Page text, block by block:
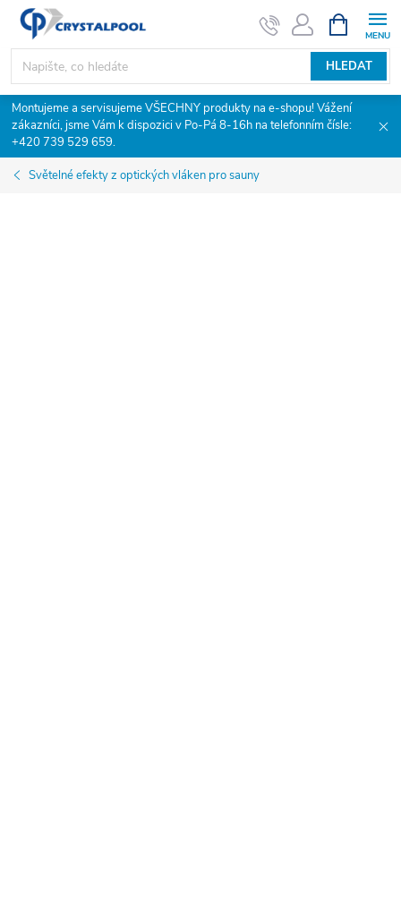
Přejít
obsah
HLEDAT
NÁKUPNÍ
KOŠÍK
Montujeme a servisujeme VŠECHNY produkty na e-shopu! Vážení
zákazníci, jsme Vám k dispozici v Po-Pá 8-16h na telefonním čísle:
+420 739 529 659.
Světelné efekty z optických vláken pro sauny